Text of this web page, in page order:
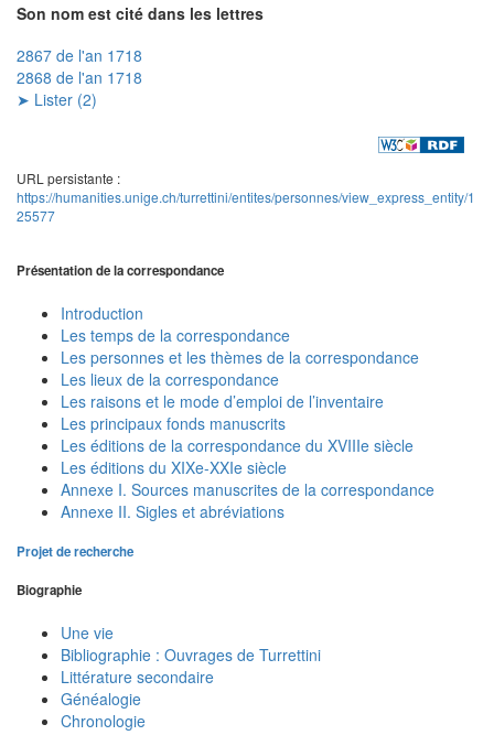
Son nom est cité dans les lettres
2867 de l'an 1718
2868 de l'an 1718
➤ Lister (2)
URL persistante :
https://humanities.unige.ch/turrettini/entites/personnes/view_express_entity/1
25577
Présentation de la correspondance
Introduction
Les temps de la correspondance
Les personnes et les thèmes de la correspondance
Les lieux de la correspondance
Les raisons et le mode d’emploi de l’inventaire
Les principaux fonds manuscrits
Les éditions de la correspondance du XVIIIe siècle
Les éditions du XIXe-XXIe siècle
Annexe I. Sources manuscrites de la correspondance
Annexe II. Sigles et abréviations
Projet de recherche
Biographie
Une vie
Bibliographie : Ouvrages de Turrettini
Littérature secondaire
Généalogie
Chronologie